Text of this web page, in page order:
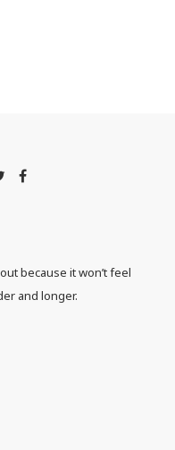
because it won’t feel
and longer.